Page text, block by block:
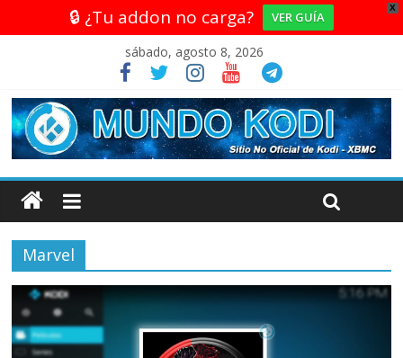
X
🔒 ¿Tu addon no carga? VER GUÍA
sábado, agosto 8, 2026
Marvel